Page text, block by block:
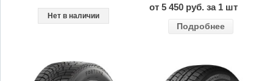
Нет в наличии
от 5 450 руб. за 1 шт
Подробнее